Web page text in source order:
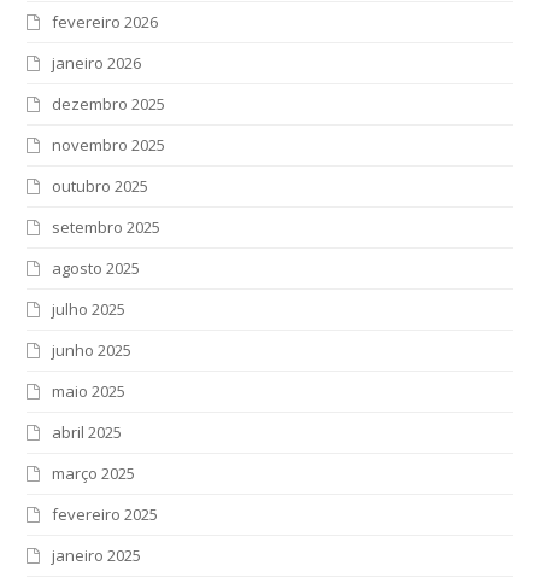
fevereiro 2026
janeiro 2026
dezembro 2025
novembro 2025
outubro 2025
setembro 2025
agosto 2025
julho 2025
junho 2025
maio 2025
abril 2025
março 2025
fevereiro 2025
janeiro 2025